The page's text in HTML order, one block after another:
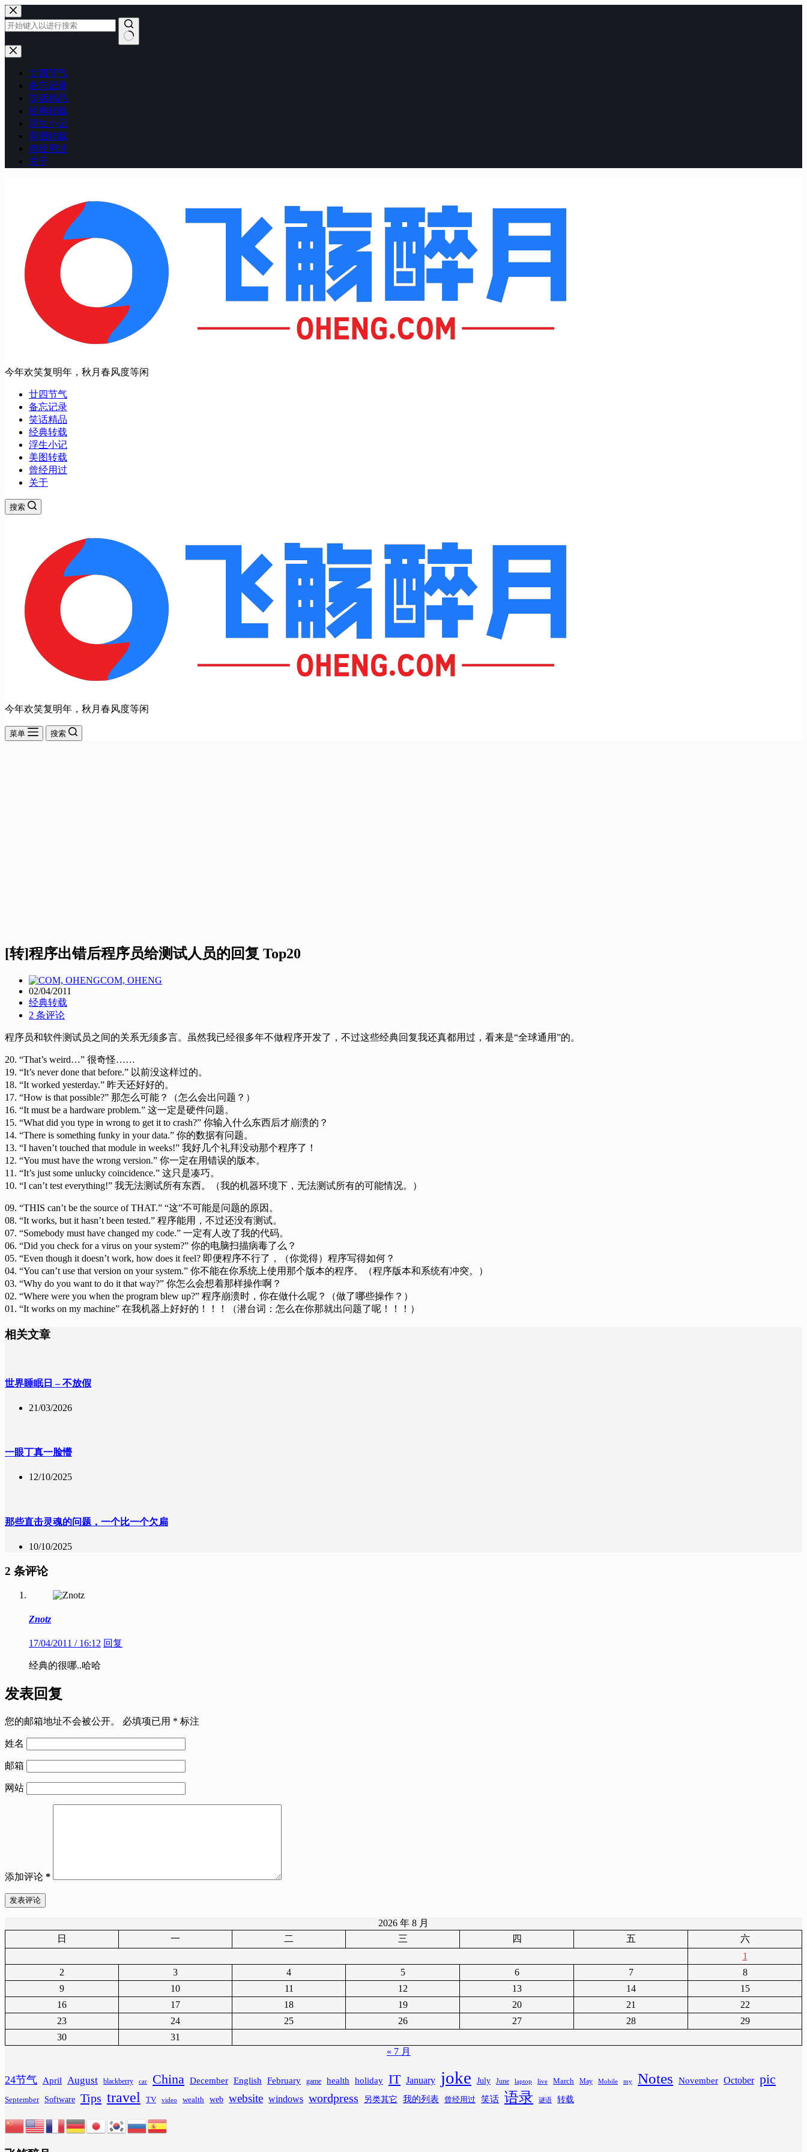
跳
至
内
容
无
廿四节气
备忘记录
笑话精品
经典转载
浮生小记
美图转载
曾经用过
关于
今年欢笑复明年，秋月春风度等闲
廿四节气
备忘记录
笑话精品
经典转载
浮生小记
美图转载
曾经用过
关于
搜索
今年欢笑复明年，秋月春风度等闲
菜单 搜索
[转]程序出错后程序员给测试人员的回复 Top20
COM, OHENG
02/04/2011
经典转载
2 条评论
程序员和软件测试员之间的关系无须多言。虽然我已经很多年不做程序开发了，不过这些经典回复我还真都用过，看来是“全球通用”的。
20. “That’s weird…” 很奇怪……
19. “It’s never done that before.” 以前没这样过的。
18. “It worked yesterday.” 昨天还好好的。
17. “How is that possible?” 那怎么可能？（怎么会出问题？）
16. “It must be a hardware problem.” 这一定是硬件问题。
15. “What did you type in wrong to get it to crash?” 你输入什么东西后才崩溃的？
14. “There is something funky in your data.” 你的数据有问题。
13. “I haven’t touched that module in weeks!” 我好几个礼拜没动那个程序了！
12. “You must have the wrong version.” 你一定在用错误的版本。
11. “It’s just some unlucky coincidence.” 这只是凑巧。
10. “I can’t test everything!” 我无法测试所有东西。（我的机器环境下，无法测试所有的可能情况。）
09. “THIS can’t be the source of THAT.” “这”不可能是问题的原因。
08. “It works, but it hasn’t been tested.” 程序能用，不过还没有测试。
07. “Somebody must have changed my code.” 一定有人改了我的代码。
06. “Did you check for a virus on your system?” 你的电脑扫描病毒了么？
05. “Even though it doesn’t work, how does it feel? 即便程序不行了，（你觉得）程序写得如何？
04. “You can’t use that version on your system.” 你不能在你系统上使用那个版本的程序。（程序版本和系统有冲突。）
03. “Why do you want to do it that way?” 你怎么会想着那样操作啊？
02. “Where were you when the program blew up?” 程序崩溃时，你在做什么呢？（做了哪些操作？）
01. “It works on my machine” 在我机器上好好的！！！（潜台词：怎么在你那就出问题了呢！！！）
相关文章
世界睡眠日 – 不放假
21/03/2026
一眼丁真一脸懵
12/10/2025
那些直击灵魂的问题，一个比一个欠扁
10/10/2025
2 条评论
Znotz
17/04/2011 / 16:12 回复
经典的很哪..哈哈
发表回复
您的邮箱地址不会被公开。 必填项已用 * 标注
姓名
邮箱
网站
添加评论 *
发表评论
2026 年 8 月
日
一 二 三 四 五
六
1
2
3 4 5 6 7
8
9
10 11 12 13 14
15
16
17 18 19 20 21
22
23
24 25 26 27 28
29
30
31
« 7 月
24节气 April August blackberry car China December English February game health holiday IT January joke July June laptop live March May Mobile my Notes November October pic
September Software Tips travel TV video wealth web website windows wordpress 另类其它 我的列表 曾经用过 笑话 语录 谜语 转载